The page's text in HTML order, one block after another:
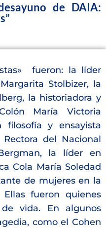
de DAIA:
fueron: la líder
Stolbizer, la
la historiadora y
María Victoria
y ensayista
del Nacional
la líder en
Cola María Soledad
de mujeres en la
Ellas fueron quienes
vida. En algunos
como el Cohen